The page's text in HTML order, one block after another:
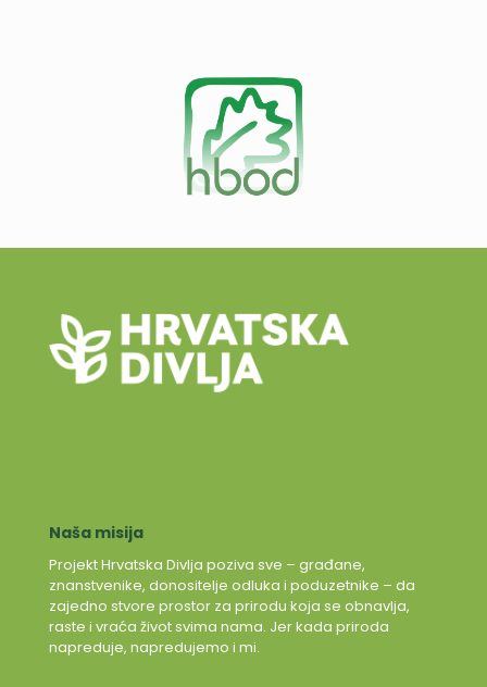
Naša misija
Projekt Hrvatska Divlja poziva sve – građane,
znanstvenike, donositelje odluka i poduzetnike – da
zajedno stvore prostor za prirodu koja se obnavlja,
raste i vraća život svima nama. Jer kada priroda
napreduje, napredujemo i mi.